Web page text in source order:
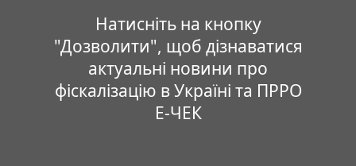
Натисніть на кнопку
"Дозволити", щоб дізнаватися
актуальні новини про
фіскалізацію в Україні та ПРРО
Е-ЧЕК